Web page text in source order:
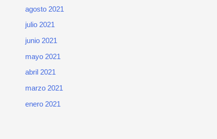
agosto 2021
julio 2021
junio 2021
mayo 2021
abril 2021
marzo 2021
enero 2021